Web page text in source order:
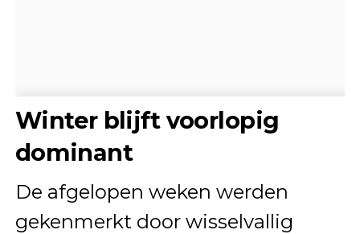
Winter blijft voorlopig
dominant
De afgelopen weken werden
gekenmerkt door wisselvallig